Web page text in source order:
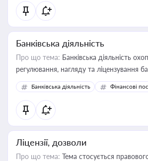
статусу суб'єктів оціночної діяльності
Банківська діяльність
Про що тема: Банківська діяльність
регулювання, нагляду та ліцензування
Банківська діяльність Фінансові
Ліцензії, дозволи
Про що тема: Тема стосується